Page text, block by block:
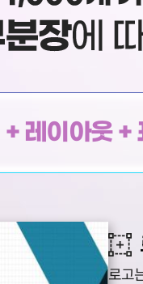
레이아웃 +
로고